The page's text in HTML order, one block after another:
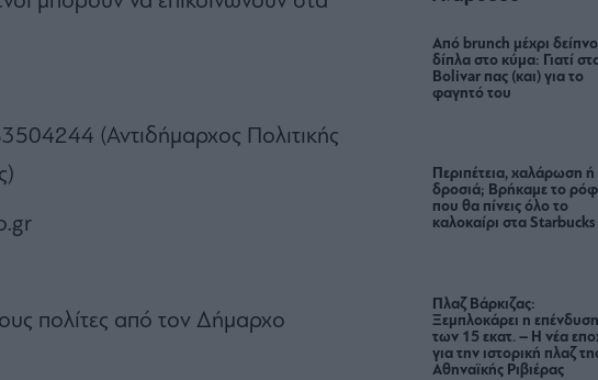
(Αντιδήμαρχος Πολιτικής
πολίτες από τον Δήμαρχο
Από brunch μέχρι δείπνο
δίπλα στο κύμα: Γιατί
Bolivar πας (και) για το
φαγητό του
Περιπέτεια, χαλάρωση ή
δροσιά; Βρήκαμε το
που θα πίνεις όλο το
καλοκαίρι στα Starbucks
Πλαζ Βάρκιζας:
Ξεμπλοκάρει η επένδυση
των 15 εκατ. – Η νέα
για την ιστορική πλαζ
Αθηναϊκής Ριβιέρας